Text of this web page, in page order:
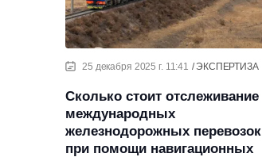
25 декабря 2025 г. 11:41 ЭКСПЕРТИЗА
Сколько стоит отслеживание
международных
железнодорожных перевозок
при помощи навигационных